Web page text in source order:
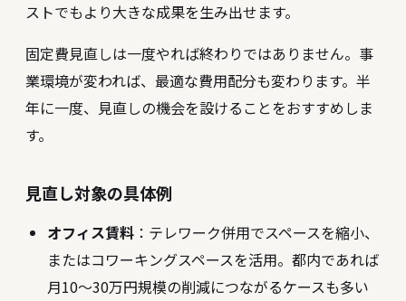
ストでもより大きな成果を生み出せます。
固定費見直しは一度やれば終わりではありません。事
業環境が変われば、最適な費用配分も変わります。半
年に一度、見直しの機会を設けることをおすすめしま
す。
見直し対象の具体例
オフィス賃料 ：テレワーク併用でスペースを縮小、
またはコワーキングスペースを活用。都内であれば
月10〜30万円規模の削減につながるケースも多い